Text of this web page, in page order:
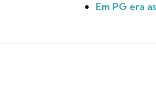
Em PG era